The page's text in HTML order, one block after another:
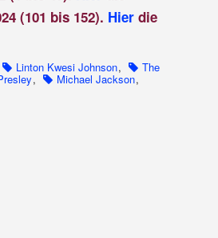
(101 bis 152). Hier die
Linton Kwesi Johnson, The
, Michael Jackson,